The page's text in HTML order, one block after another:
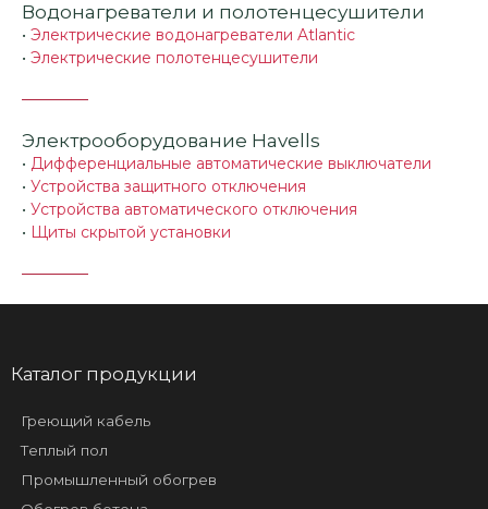
Водонагреватели и полотенцесушители
• Электрические водонагреватели Atlantic
• Электрические полотенцесушители
Электрооборудование Havells
• Дифференциальные автоматические выключатели
• Устройства защитного отключения
• Устройства автоматического отключения
• Щиты скрытой установки
Каталог продукции
Греющий кабель
Теплый пол
Промышленный обогрев